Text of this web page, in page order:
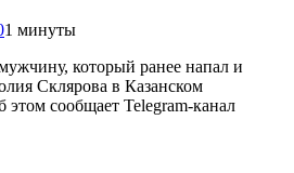
1 минуты
который ранее напал и
Склярова в Казанском
этом сообщает Telegram-канал